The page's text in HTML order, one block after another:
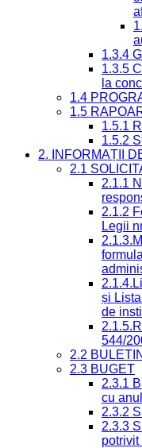
1.3.4
1.3.5
la
1.4
1.5
1.5.1
1.5.2
2. INFORMAȚII
2.1
2.1.1
2.1.2
Legii
și
de
544/
2.2
2.3 BUGET
2.3.1
cu
2.3.2
2.3.3